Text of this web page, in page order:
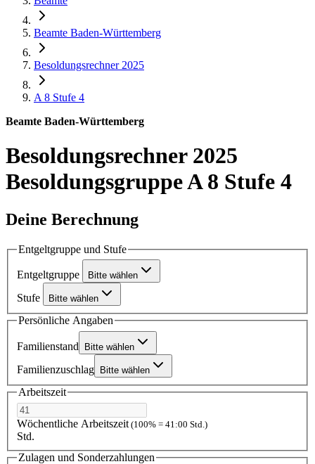
Beamte Baden-Württemberg
Besoldungsrechner 2025
A 8 Stufe 4
Beamte Baden-Württemberg
Besoldungsrechner 2025
Besoldungsgruppe A 8 Stufe 4
Deine Berechnung
Entgeltgruppe und Stufe
Entgeltgruppe Bitte wählen
Stufe Bitte wählen
Persönliche Angaben
Familienstand Bitte wählen
Familienzuschlag Bitte wählen
Arbeitszeit
Wöchentliche Arbeitszeit (100% = 41:00 Std.)
Std.
Zulagen und Sonderzahlungen